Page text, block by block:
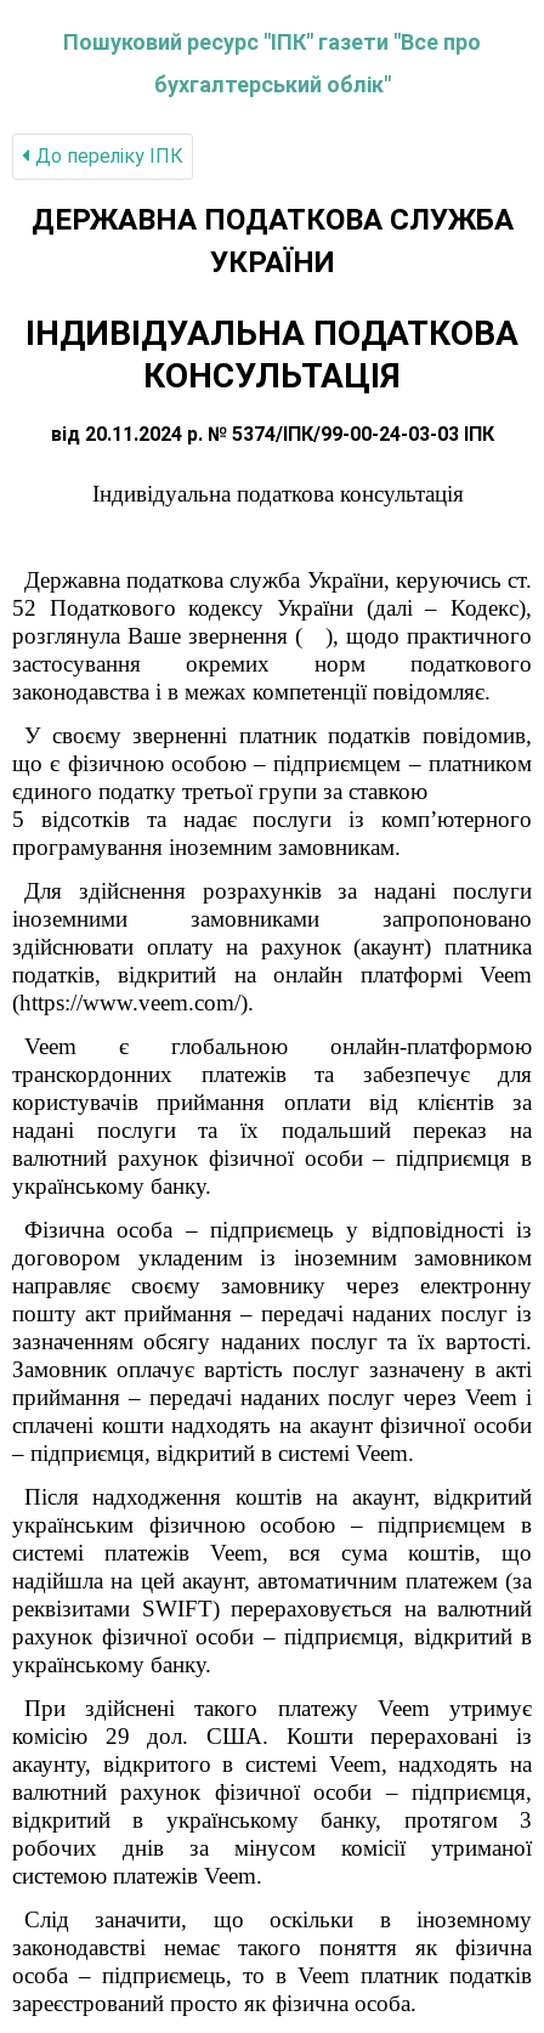
Пошуковий ресурс "ІПК" газети "Все про
бухгалтерський облік"
До переліку IПК
ДЕРЖАВНА ПОДАТКОВА СЛУЖБА
УКРАЇНИ
ІНДИВІДУАЛЬНА ПОДАТКОВА
КОНСУЛЬТАЦІЯ
від 20.11.2024 р. № 5374/ІПК/99-00-24-03-03 ІПК
Індивідуальна податкова консультація
Державна податкова служба України, керуючись ст.
52 Податкового кодексу України (далі – Кодекс),
розглянула Ваше звернення ( ), щодо практичного
застосування окремих норм податкового
законодавства і в межах компетенції повідомляє.
У своєму зверненні платник податків повідомив,
що є фізичною особою – підприємцем – платником
єдиного податку третьої групи за ставкою
5 відсотків та надає послуги із комп’ютерного
програмування іноземним замовникам.
Для здійснення розрахунків за надані послуги
іноземними замовниками запропоновано
здійснювати оплату на рахунок (акаунт) платника
податків, відкритий на онлайн платформі Veem
(https://www.veem.com/).
Veem є глобальною онлайн-платформою
транскордонних платежів та забезпечує для
користувачів приймання оплати від клієнтів за
надані послуги та їх подальший переказ на
валютний рахунок фізичної особи – підприємця в
українському банку.
Фізична особа – підприємець у відповідності із
договором укладеним із іноземним замовником
направляє своєму замовнику через електронну
пошту акт приймання – передачі наданих послуг із
зазначенням обсягу наданих послуг та їх вартості.
Замовник оплачує вартість послуг зазначену в акті
приймання – передачі наданих послуг через Veem і
сплачені кошти надходять на акаунт фізичної особи
– підприємця, відкритий в системі Veem.
Після надходження коштів на акаунт, відкритий
українським фізичною особою – підприємцем в
системі платежів Veem, вся сума коштів, що
надійшла на цей акаунт, автоматичним платежем (за
реквізитами SWIFT) перераховується на валютний
рахунок фізичної особи – підприємця, відкритий в
українському банку.
При здійснені такого платежу Veem утримує
комісію 29 дол. США. Кошти перераховані із
акаунту, відкритого в системі Veem, надходять на
валютний рахунок фізичної особи – підприємця,
відкритий в українському банку, протягом 3
робочих днів за мінусом комісії утриманої
системою платежів Veem.
Слід заначити, що оскільки в іноземному
законодавстві немає такого поняття як фізична
особа – підприємець, то в Veem платник податків
зареєстрований просто як фізична особа.